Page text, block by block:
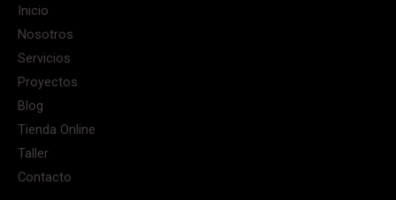
Inicio
Nosotros
Servicios
Proyectos
Blog
Tienda Online
Taller
Contacto